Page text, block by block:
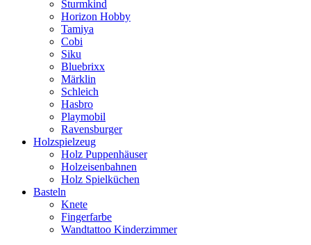
Sturmkind
Horizon Hobby
Tamiya
Cobi
Siku
Bluebrixx
Märklin
Schleich
Hasbro
Playmobil
Ravensburger
Holzspielzeug
Holz Puppenhäuser
Holzeisenbahnen
Holz Spielküchen
Basteln
Knete
Fingerfarbe
Wandtattoo Kinderzimmer